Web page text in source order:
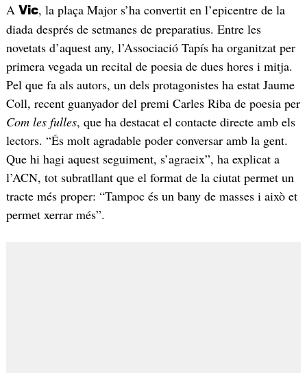
A Vic, la plaça Major s’ha convertit en l’epicentre de la
diada després de setmanes de preparatius. Entre les
novetats d’aquest any, l’Associació Tapís ha organitzat per
primera vegada un recital de poesia de dues hores i mitja.
Pel que fa als autors, un dels protagonistes ha estat Jaume
Coll, recent guanyador del premi Carles Riba de poesia per
Com les fulles, que ha destacat el contacte directe amb els
lectors. “És molt agradable poder conversar amb la gent.
Que hi hagi aquest seguiment, s’agraeix”, ha explicat a
l’ACN, tot subratllant que el format de la ciutat permet un
tracte més proper: “Tampoc és un bany de masses i això et
permet xerrar més”.